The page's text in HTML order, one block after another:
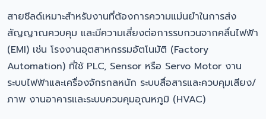
สายชีลด์เหมาะสำหรับงานที่ต้องการความแม่นยำในการส่ง
สัญญาณควบคุม และมีความเสี่ยงต่อการรบกวนจากคลื่นไฟฟ้า
(EMI) เช่น โรงงานอุตสาหกรรมอัตโนมัติ (Factory
Automation) ที่ใช้ PLC, Sensor หรือ Servo Motor งาน
ระบบไฟฟ้าและเครื่องจักรกลหนัก ระบบสื่อสารและควบคุมเสียง/
ภาพ งานอาคารและระบบควบคุมอุณหภูมิ (HVAC)